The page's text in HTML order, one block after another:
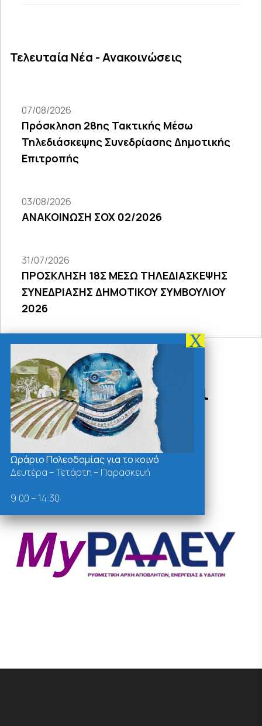
Τελευταία Νέα - Ανακοινώσεις
07/08/2026
Πρόσκληση 28ης Τακτικής Μέσω
Τηλεδιάσκεψης Συνεδρίασης Δημοτικής
Επιτροπής
03/08/2026
ΑΝΑΚΟΙΝΩΣΗ ΣΟΧ 02/2026
31/07/2026
ΠΡΟΣΚΛΗΣΗ 18Σ ΜΕΣΩ ΤΗΛΕΔΙΑΣΚΕΨΗΣ
ΣΥΝΕΔΡΙΑΣΗΣ ΔΗΜΟΤΙΚΟΥ ΣΥΜΒΟΥΛΙΟΥ
2026
Δράσεις - Χρήσιμοι
Σύνδεσμοι
Ωράριο Πολεοδομίας για το κοινό
Δευτέρα – Τετάρτη – Παρασκευή
9:00 – 14:30